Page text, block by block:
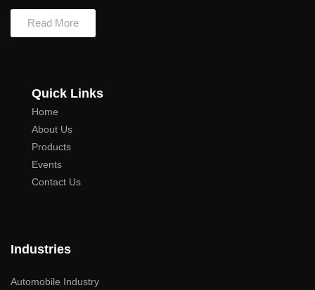
Read More
Quick Links
Home
About Us
Products
Events
Contact Us
Industries
Automobile Industry